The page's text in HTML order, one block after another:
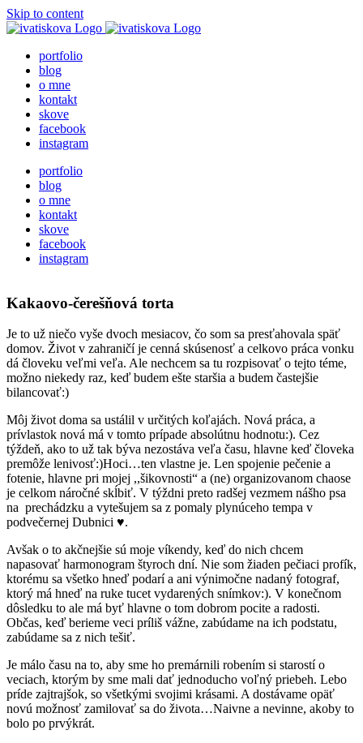
Skip to content
portfolio
blog
o mne
kontakt
skove
facebook
instagram
portfolio
blog
o mne
kontakt
skove
facebook
instagram
Kakaovo-čerešňová torta
Je to už niečo vyše dvoch mesiacov, čo som sa presťahovala späť
domov. Život v zahraničí je cenná skúsenosť a celkovo práca vonku
dá človeku veľmi veľa. Ale nechcem sa tu rozpisovať o tejto téme,
možno niekedy raz, keď budem ešte staršia a budem častejšie
bilancovať:)
Môj život doma sa ustálil v určitých koľajách. Nová práca, a
prívlastok nová má v tomto prípade absolútnu hodnotu:). Cez
týždeň, ako to už tak býva nezostáva veľa času, hlavne keď človeka
premôže lenivosť:)Hoci…ten vlastne je. Len spojenie pečenie a
fotenie, hlavne pri mojej ,,šikovnosti“ a (ne) organizovanom chaose
je celkom náročné skĺbiť. V týždni preto radšej vezmem nášho psa
na prechádzku a vytešujem sa z pomaly plynúceho tempa v
podvečernej Dubnici ♥.
Avšak o to akčnejšie sú moje víkendy, keď do nich chcem
napasovať harmonogram štyroch dní. Nie som žiaden pečiaci profík,
ktorému sa všetko hneď podarí a ani výnimočne nadaný fotograf,
ktorý má hneď na ruke tucet vydarených snímkov:). V konečnom
dôsledku to ale má byť hlavne o tom dobrom pocite a radosti.
Občas, keď berieme veci príliš vážne, zabúdame na ich podstatu,
zabúdame sa z nich tešiť.
Je málo času na to, aby sme ho premárnili robením si starostí o
veciach, ktorým by sme mali dať jednoducho voľný priebeh. Lebo
príde zajtrajšok, so všetkými svojimi krásami. A dostávame opäť
novú možnosť zamilovať sa do života…Naivne a nevinne, akoby to
bolo po prvýkrát.